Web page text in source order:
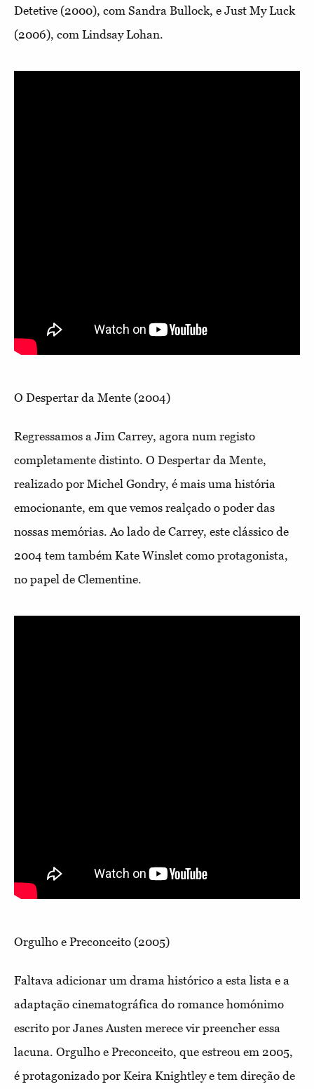
Detetive (2000), com Sandra Bullock, e Just My Luck
(2006), com Lindsay Lohan.
O Despertar da Mente (2004)
Regressamos a Jim Carrey, agora num registo
completamente distinto. O Despertar da Mente,
realizado por Michel Gondry, é mais uma história
emocionante, em que vemos realçado o poder das
nossas memórias. Ao lado de Carrey, este clássico de
2004 tem também Kate Winslet como protagonista,
no papel de Clementine.
Orgulho e Preconceito (2005)
Faltava adicionar um drama histórico a esta lista e a
adaptação cinematográfica do romance homónimo
escrito por Janes Austen merece vir preencher essa
lacuna. Orgulho e Preconceito, que estreou em 2005,
é protagonizado por Keira Knightley e tem direção de